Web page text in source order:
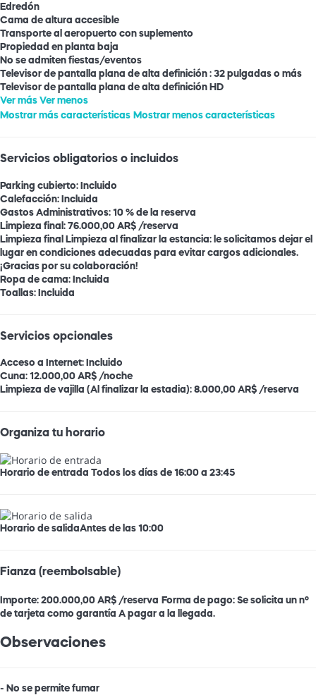
Edredón
Cama de altura accesible
Transporte al aeropuerto con suplemento
Propiedad en planta baja
No se admiten fiestas/eventos
Televisor de pantalla plana de alta definición : 32 pulgadas o más
Televisor de pantalla plana de alta definición HD
Ver más Ver menos
Mostrar más características Mostrar menos características
Servicios obligatorios o incluidos
Parking cubierto: Incluido
Calefacción: Incluida
Gastos Administrativos: 10 % de la reserva
Limpieza final: 76.000,00 AR$ /reserva
Limpieza final
Limpieza al finalizar la estancia: le solicitamos dejar el
lugar en condiciones adecuadas para evitar cargos adicionales.
¡Gracias por su colaboración!
Ropa de cama: Incluida
Toallas: Incluida
Servicios opcionales
Acceso a Internet: Incluido
Cuna: 12.000,00 AR$ /noche
Limpieza de vajilla (Al finalizar la estadia): 8.000,00 AR$ /reserva
Organiza tu horario
Horario de entrada Todos los días de 16:00 a 23:45
Horario de salidaAntes de las 10:00
Fianza (reembolsable)
Importe: 200.000,00 AR$ /reserva Forma de pago: Se solicita un nº
de tarjeta como garantía A pagar a la llegada.
Observaciones
- No se permite fumar